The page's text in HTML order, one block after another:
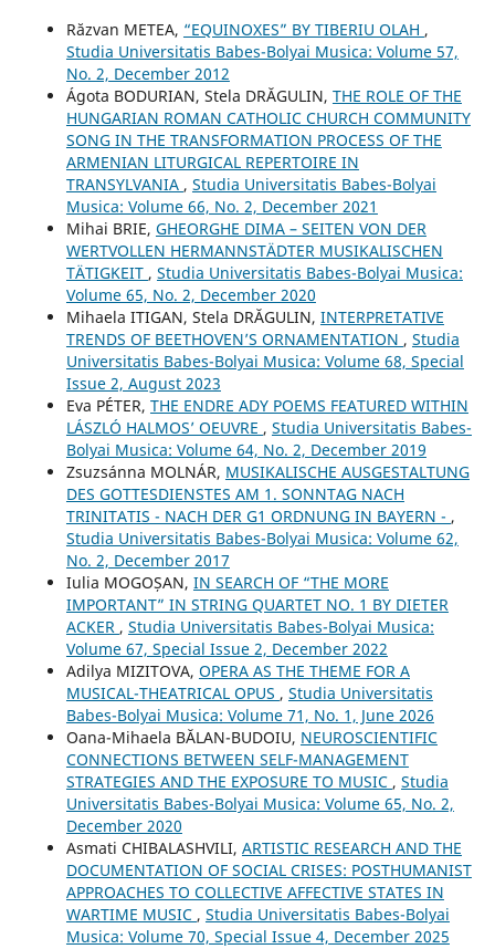
Răzvan METEA, “EQUINOXES” BY TIBERIU OLAH ,
Studia Universitatis Babes-Bolyai Musica: Volume 57,
No. 2, December 2012
Ágota BODURIAN, Stela DRĂGULIN, THE ROLE OF THE
HUNGARIAN ROMAN CATHOLIC CHURCH COMMUNITY
SONG IN THE TRANSFORMATION PROCESS OF THE
ARMENIAN LITURGICAL REPERTOIRE IN
TRANSYLVANIA , Studia Universitatis Babes-Bolyai
Musica: Volume 66, No. 2, December 2021
Mihai BRIE, GHEORGHE DIMA – SEITEN VON DER
WERTVOLLEN HERMANNSTÄDTER MUSIKALISCHEN
TÄTIGKEIT , Studia Universitatis Babes-Bolyai Musica:
Volume 65, No. 2, December 2020
Mihaela ITIGAN, Stela DRĂGULIN, INTERPRETATIVE
TRENDS OF BEETHOVEN’S ORNAMENTATION , Studia
Universitatis Babes-Bolyai Musica: Volume 68, Special
Issue 2, August 2023
Eva PÉTER, THE ENDRE ADY POEMS FEATURED WITHIN
LÁSZLÓ HALMOS’ OEUVRE , Studia Universitatis Babes-
Bolyai Musica: Volume 64, No. 2, December 2019
Zsuzsánna MOLNÁR, MUSIKALISCHE AUSGESTALTUNG
DES GOTTESDIENSTES AM 1. SONNTAG NACH
TRINITATIS - NACH DER G1 ORDNUNG IN BAYERN - ,
Studia Universitatis Babes-Bolyai Musica: Volume 62,
No. 2, December 2017
Iulia MOGOȘAN, IN SEARCH OF “THE MORE
IMPORTANT” IN STRING QUARTET NO. 1 BY DIETER
ACKER , Studia Universitatis Babes-Bolyai Musica:
Volume 67, Special Issue 2, December 2022
Adilya MIZITOVA, OPERA AS THE THEME FOR A
MUSICAL-THEATRICAL OPUS , Studia Universitatis
Babes-Bolyai Musica: Volume 71, No. 1, June 2026
Oana-Mihaela BĂLAN-BUDOIU, NEUROSCIENTIFIC
CONNECTIONS BETWEEN SELF-MANAGEMENT
STRATEGIES AND THE EXPOSURE TO MUSIC , Studia
Universitatis Babes-Bolyai Musica: Volume 65, No. 2,
December 2020
Asmati CHIBALASHVILI, ARTISTIC RESEARCH AND THE
DOCUMENTATION OF SOCIAL CRISES: POSTHUMANIST
APPROACHES TO COLLECTIVE AFFECTIVE STATES IN
WARTIME MUSIC , Studia Universitatis Babes-Bolyai
Musica: Volume 70, Special Issue 4, December 2025